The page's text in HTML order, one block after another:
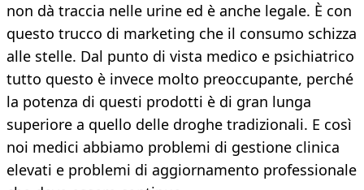
non dà traccia nelle urine ed è anche legale. È con
questo trucco di marketing che il consumo schizza
alle stelle. Dal punto di vista medico e psichiatrico
tutto questo è invece molto preoccupante, perché
la potenza di questi prodotti è di gran lunga
superiore a quello delle droghe tradizionali. E così
noi medici abbiamo problemi di gestione clinica
elevati e problemi di aggiornamento professionale